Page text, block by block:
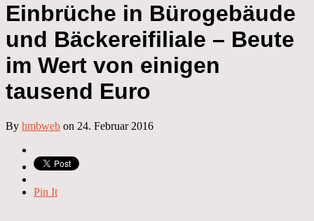
Einbrüche in Bürogebäude
und Bäckereifiliale – Beute
im Wert von einigen
tausend Euro
By hmbweb on 24. Februar 2016
Pin It